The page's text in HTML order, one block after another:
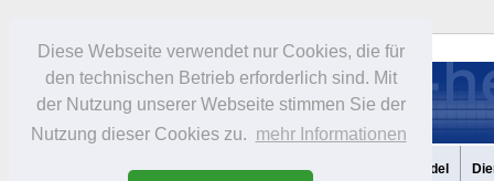
Diese Webseite verwendet nur Cookies, die für
den technischen Betrieb erforderlich sind. Mit
der Nutzung unserer Webseite stimmen Sie der
Nutzung dieser Cookies zu. mehr Informationen
Portrait Infos Freizeit Gastronomie Handel